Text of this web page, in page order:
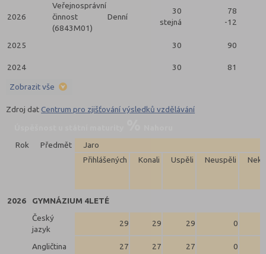
2026
Veřejnosprávní
činnost
(6843M01)
Denní
30
stejná
78
-12
2025 30 90
2024 30 81
Zobrazit vše
Zdroj datCentrum pro zjišťování výsledků vzdělávání
Rok
Předmět
Jaro
Přihlášených
Konali Uspěli Neuspěli
2026
GYMNÁZIUM 4LETÉ
Český
jazyk
29 29 29 0
Angličtina 27 27 27 0